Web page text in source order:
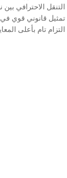
التنقل الاحترافي
تمثيل قانوني قوي في
التزام تام بأعلى